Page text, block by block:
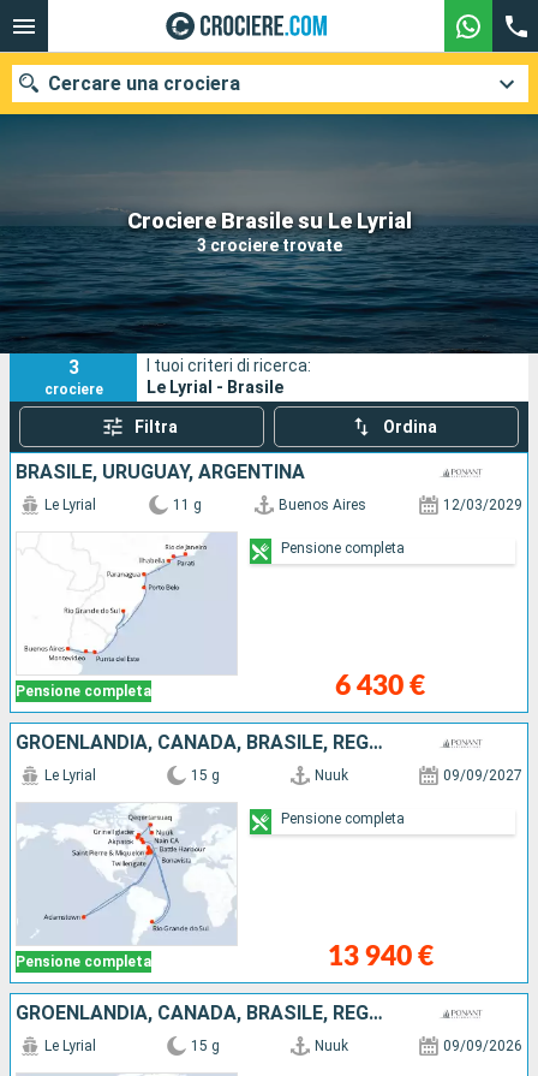
Crociere Brasile su Le Lyrial
3 crociere trovate
Cercare una crociera
Le nostre destinazioni
Mesi di partenza
Porti Compagnie
Ricerca
3
crociere
I tuoi criteri di ricerca:
Le Lyrial - Brasile
Filtra Ordina
BRASILE, URUGUAY, ARGENTINA
Pensione completa
Le Lyrial 11 g Buenos Aires 12/03/2029
6 430 €
Pensione completa
GROENLANDIA, CANADA, BRASILE, REGNO UNITO
Pensione completa
Le Lyrial 15 g Nuuk 09/09/2027
13 940 €
Pensione completa
GROENLANDIA, CANADA, BRASILE, REGNO UNITO
Le Lyrial 15 g Nuuk 09/09/2026